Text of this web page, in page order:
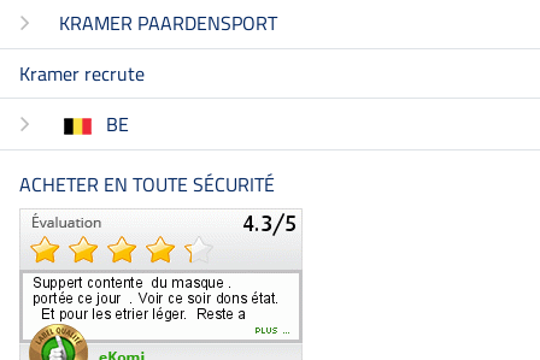
KRAMER PAARDENSPORT
Kramer recrute
BE
ACHETER EN TOUTE SÉCURITÉ